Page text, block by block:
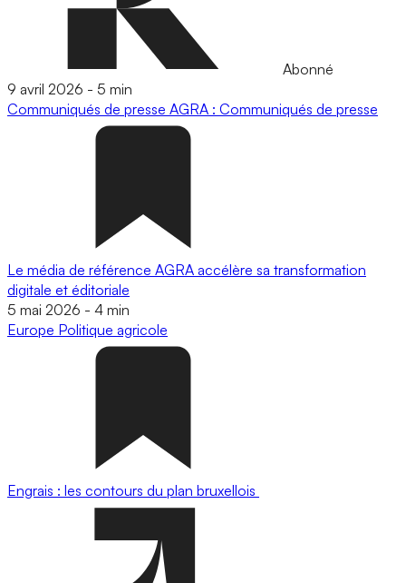
Abonné
9 avril 2026 - 5 min
Communiqués de presse AGRA : Communiqués de presse
Le média de référence AGRA accélère sa transformation
digitale et éditoriale
5 mai 2026 - 4 min
Europe Politique agricole
Engrais : les contours du plan bruxellois